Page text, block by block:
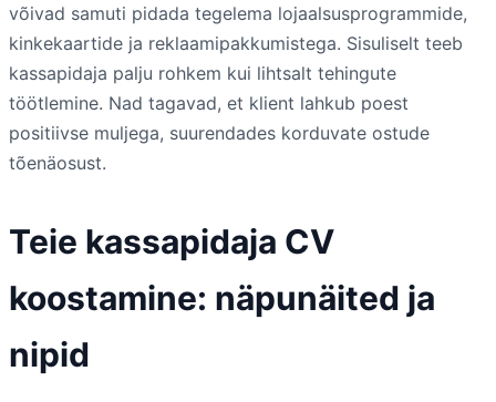
võivad samuti pidada tegelema lojaalsusprogrammide,
kinkekaartide ja reklaamipakkumistega. Sisuliselt teeb
kassapidaja palju rohkem kui lihtsalt tehingute
töötlemine. Nad tagavad, et klient lahkub poest
positiivse muljega, suurendades korduvate ostude
tõenäosust.
Teie kassapidaja CV
koostamine: näpunäited ja
nipid